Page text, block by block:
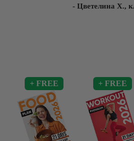
- Цветелина Х.,